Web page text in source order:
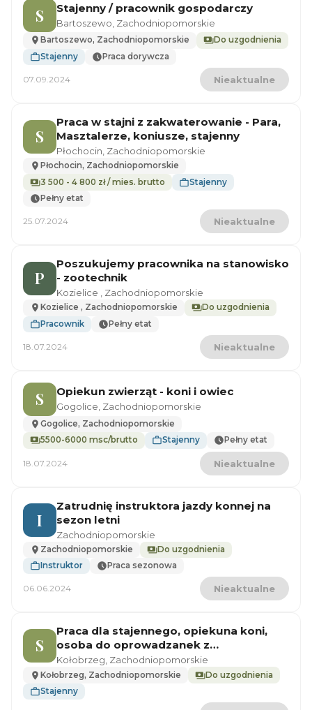
S Stajenny / pracownik gospodarczy
Bartoszewo, Zachodniopomorskie
Bartoszewo, Zachodniopomorskie
Do uzgodnienia
Stajenny
Praca dorywcza
07.09.2024 Nieaktualne
S
Praca w stajni z zakwaterowanie - Para,
Masztalerze, koniusze, stajenny
Płochocin, Zachodniopomorskie
Płochocin, Zachodniopomorskie
3 500 - 4 800 zł / mies. brutto
Stajenny
Pełny etat
25.07.2024 Nieaktualne
P
Poszukujemy pracownika na stanowisko
- zootechnik
Kozielice , Zachodniopomorskie
Kozielice , Zachodniopomorskie
Do uzgodnienia
Pracownik
Pełny etat
18.07.2024 Nieaktualne
S Opiekun zwierząt - koni i owiec
Gogolice, Zachodniopomorskie
Gogolice, Zachodniopomorskie
5500-6000 msc/brutto
Stajenny Pełny etat
18.07.2024 Nieaktualne
I
Zatrudnię instruktora jazdy konnej na
sezon letni
Zachodniopomorskie
Zachodniopomorskie
Do uzgodnienia
Instruktor
Praca sezonowa
06.06.2024 Nieaktualne
S
Praca dla stajennego, opiekuna koni,
osoba do oprowadzanek z
zakwaterowaniem
Kołobrzeg, Zachodniopomorskie
Kołobrzeg, Zachodniopomorskie
Do uzgodnienia
Stajenny